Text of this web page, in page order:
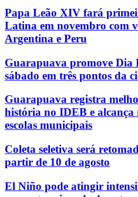
Papa Leão XIV fará
Latina em novembro com
Argentina e Peru
Guarapuava promove Dia
sábado em três pontos da
Guarapuava registra
história no IDEB e alcança
escolas municipais
Coleta seletiva será
partir de 10 de agosto
El Niño pode atingir